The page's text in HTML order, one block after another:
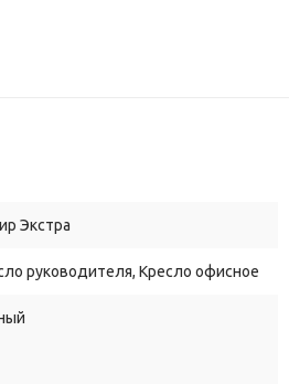
Экстра
руководителя, Кресло офисное